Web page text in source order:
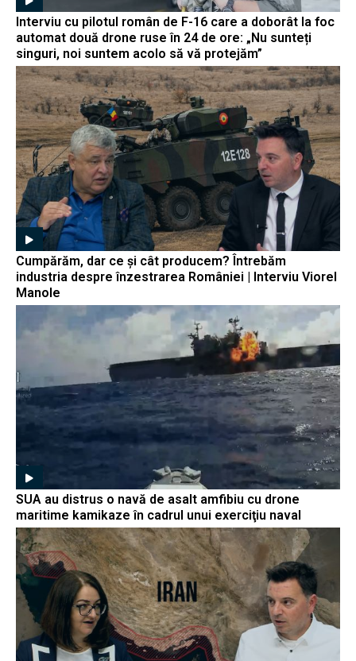
Interviu cu pilotul român de F-16 care a doborât la foc
automat două drone ruse în 24 de ore: „Nu sunteți
singuri, noi suntem acolo să vă protejăm”
Cumpărăm, dar ce și cât producem? Întrebăm
industria despre înzestrarea României | Interviu Viorel
Manole
SUA au distrus o navă de asalt amfibiu cu drone
maritime kamikaze în cadrul unui exerciţiu naval